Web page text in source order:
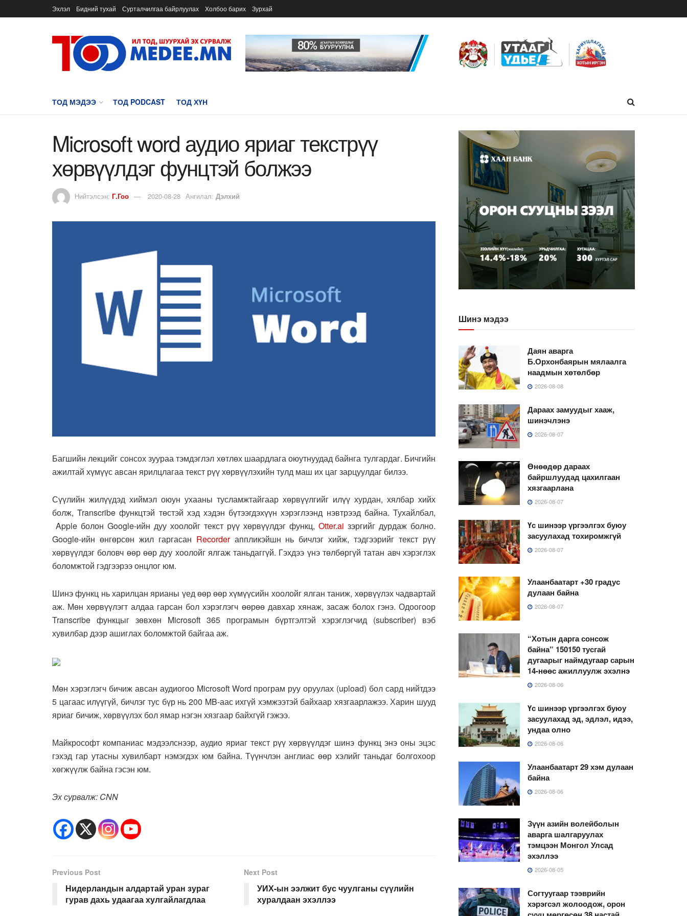
Эхлэл Бидний тухай Сурталчилгаа байрлуулах Холбоо барих Зурхай
ТОД МЭДЭЭ ТОД PODCAST ТОД ХҮН
Microsoft word аудио яриаг текстрүү
хөрвүүлдэг фунцтэй болжээ
Нийтэлсэн: Г.Гоо 2020-08-28 Ангилал: Дэлхий
Багшийн лекцийг сонсох зуураа тэмдэглэл хөтлөх шаардлага оюутнуудад байнга тулгардаг. Бичгийн
ажилтай хүмүүс авсан ярилцлагаа текст рүү хөрвүүлэхийн тулд маш их цаг зарцуулдаг билээ.
Сүүлийн жилүүдэд хиймэл оюун ухааны тусламжтайгаар хөрвүүлгийг илүү хурдан, хялбар хийх
болж, Transcribe функцтэй төстэй хэд хэдэн бүтээгдэхүүн хэрэглээнд нэвтрээд байна. Тухайлбал,
Apple болон Google-ийн дуу хоолойг текст рүү хөрвүүлдэг функц, Otter.ai зэргийг дурдаж болно.
Google-ийн өнгөрсөн жил гаргасан Recorderаппликэйшн нь бичлэг хийж, тэдгээрийг текст рүү
хөрвүүлдэг боловч өөр өөр дуу хоолойг ялгаж таньдаггүй. Гэхдээ үнэ төлбөргүй татан авч хэрэглэх
боломжтой гэдгээрээ онцлог юм.
Шинэ функц нь харилцан ярианы үед өөр өөр хүмүүсийн хоолойг ялган таниж, хөрвүүлэх чадвартай
аж. Мөн хөрвүүлэгт алдаа гарсан бол хэрэглэгч өөрөө давхар хянаж, засаж болох гэнэ. Одоогоор
Transcribe функцыг зөвхөн Microsoft 365 програмын бүртгэлтэй хэрэглэгчид (subscriber) вэб
хувилбар дээр ашиглах боломжтой байгаа аж.
Мөн хэрэглэгч бичиж авсан аудиогоо Microsoft Word програм руу оруулах (upload) бол сард нийтдээ
5 цагаас илүүгүй, бичлэг тус бүр нь 200 MB-аас ихгүй хэмжээтэй байхаар хязгаарлажээ. Харин шууд
яриаг бичиж, хөрвүүлэх бол ямар нэгэн хязгаар байхгүй гэжээ.
Майкрософт компаниас мэдээлснээр, аудио яриаг текст рүү хөрвүүлдэг шинэ функц энэ оны эцэс
гэхэд гар утасны хувилбарт нэмэгдэх юм байна. Түүнчлэн англиас өөр хэлийг таньдаг болгохоор
хөгжүүлж байна гэсэн юм.
Эх сурвалж: CNN
Previous Post
Нидерландын алдартай уран зураг
гурав дахь удаагаа хулгайлагдлаа
Next Post
УИХ-ын ээлжит бус чуулганы сүүлийн
хуралдаан эхэллээ
Шинэ мэдээ
Даян аварга
Б.Орхонбаярын мялаалга
наадмын хөтөлбөр
2026-08-08
Дараах замуудыг хааж,
шинэчлэнэ
2026-08-07
Өнөөдөр дараах
байршлуудад цахилгаан
хязгаарлана
2026-08-07
Үс шинээр үргээлгэх буюу
засуулахад тохиромжгүй
2026-08-07
Улаанбаатарт +30 градус
дулаан байна
2026-08-07
“Хотын дарга сонсож
байна” 150150 тусгай
дугаарыг наймдугаар сарын
14-нөөс ажиллуулж эхэлнэ
2026-08-06
Үс шинээр үргээлгэх буюу
засуулахад эд, эдлэл, идээ,
ундаа олно
2026-08-06
Улаанбаатарт 29 хэм дулаан
байна
2026-08-06
Зүүн азийн волейболын
аварга шалгаруулах
тэмцээн Монгол Улсад
эхэллээ
2026-08-05
Согтуугаар тээврийн
хэрэгсэл жолоодож, орон